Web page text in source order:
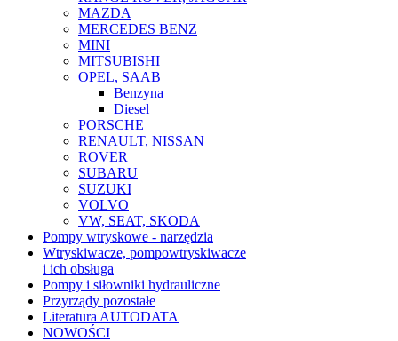
MAZDA
MERCEDES BENZ
MINI
MITSUBISHI
OPEL, SAAB
Benzyna
Diesel
PORSCHE
RENAULT, NISSAN
ROVER
SUBARU
SUZUKI
VOLVO
VW, SEAT, SKODA
Pompy wtryskowe - narzędzia
Wtryskiwacze, pompowtryskiwacze
i ich obsługa
Pompy i siłowniki hydrauliczne
Przyrządy pozostałe
Literatura AUTODATA
NOWOŚCI